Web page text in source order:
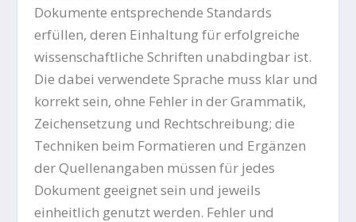
Dokumente entsprechende Standards
erfüllen, deren Einhaltung für erfolgreiche
wissenschaftliche Schriften unabdingbar ist.
Die dabei verwendete Sprache muss klar und
korrekt sein, ohne Fehler in der Grammatik,
Zeichensetzung und Rechtschreibung; die
Techniken beim Formatieren und Ergänzen
der Quellenangaben müssen für jedes
Dokument geeignet sein und jeweils
einheitlich genutzt werden. Fehler und